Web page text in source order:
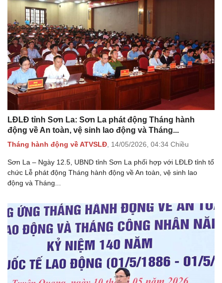
LĐLĐ tỉnh Sơn La: Sơn La phát động Tháng hành
động về An toàn, vệ sinh lao động và Tháng...
Tháng hành động về ATVSLĐ 14/05/2026, 04:34 Chiều
Sơn La – Ngày 12.5, UBND tỉnh Sơn La phối hợp với LĐLĐ tỉnh tổ
chức Lễ phát động Tháng hành động về An toàn, vệ sinh lao
động và Tháng...